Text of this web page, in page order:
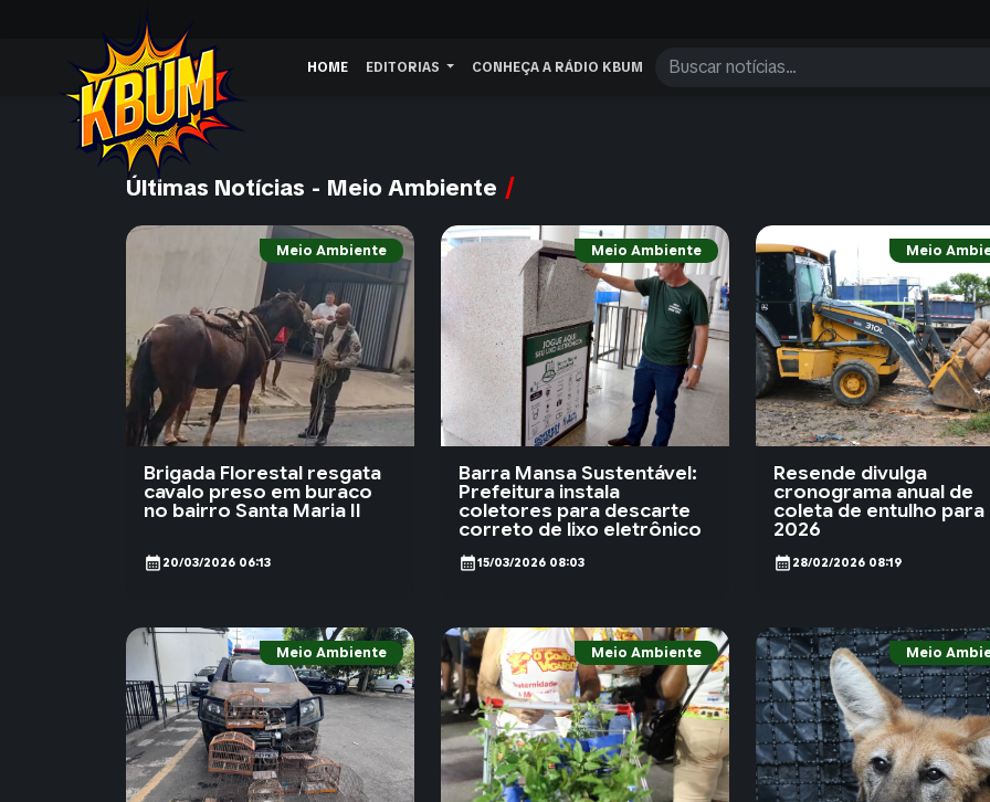
HOME EDITORIAS CONHEÇA A RÁDIO KBUM
Últimas Notícias - Meio Ambiente
Meio Ambiente
Brigada Florestal resgata
cavalo preso em buraco
no bairro Santa Maria II
calendar_month 20/03/2026 06:13
Meio Ambiente
Barra Mansa Sustentável:
Prefeitura instala
coletores para descarte
correto de lixo eletrônico
calendar_month15/03/2026 08:03
Meio
Resende divulga
cronograma anual de
coleta de entulho para
2026
calendar_month 28/02/2026 08:19
Meio Ambiente Meio Ambiente Meio